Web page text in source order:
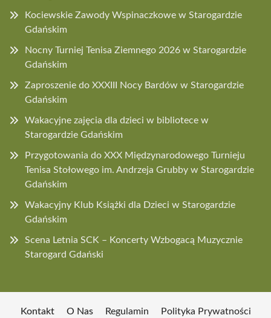
Kociewskie Zawody Wspinaczkowe w Starogardzie
Gdańskim
Nocny Turniej Tenisa Ziemnego 2026 w Starogardzie
Gdańskim
Zaproszenie do XXXIII Nocy Bardów w Starogardzie
Gdańskim
Wakacyjne zajęcia dla dzieci w bibliotece w
Starogardzie Gdańskim
Przygotowania do XXX Międzynarodowego Turnieju
Tenisa Stołowego im. Andrzeja Grubby w Starogardzie
Gdańskim
Wakacyjny Klub Książki dla Dzieci w Starogardzie
Gdańskim
Scena Letnia SCK – Koncerty Wzbogacą Muzycznie
Starogard Gdański
Kontakt O Nas Regulamin Polityka Prywatności